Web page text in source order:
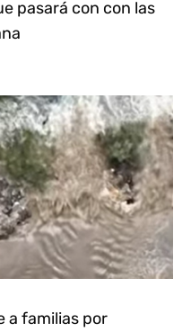
pasará con con las
a familias por